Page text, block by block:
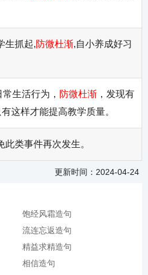
生抓起,防微杜渐,自小养成好习
生活行为， 防微杜渐 ，发现有
这样才能提高教学质量。
此类事件再次发生。
更新时间：2024-04-24
饱经风霜造句
流连忘返造句
精益求精造句
相信造句